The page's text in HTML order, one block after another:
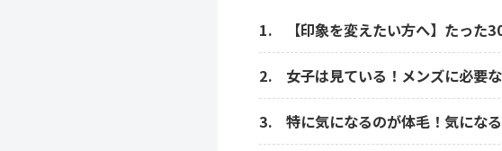
【印象を変えたい方へ】たった
女子は見ている！メンズに必要
特に気になるのが体毛！気にな